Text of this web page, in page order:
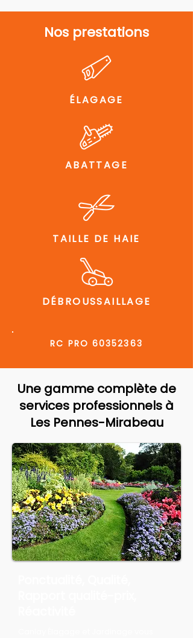
Nos prestations
ÉLAGAGE
ABATTAGE
TAILLE DE HAIE
DÉBROUSSAILLAGE
RC PRO 60352363
Une gamme complète de
services professionnels à
Les Pennes-Mirabeau